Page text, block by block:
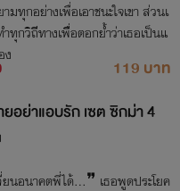
มทุกอย่างเพื่อเอาชนะใจเขา ส่วนเ
ทุกวิถีีทางเพืื่อตอกย้ำว่าเธอเป็นแ
ง
119 บาท
อย่าแอบรัก เซต ซิกม่า 4
ยนอนาคตพี่ได้…❞ เธอพูดประโยค